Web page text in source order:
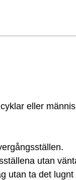
eller
utan
utan ta det